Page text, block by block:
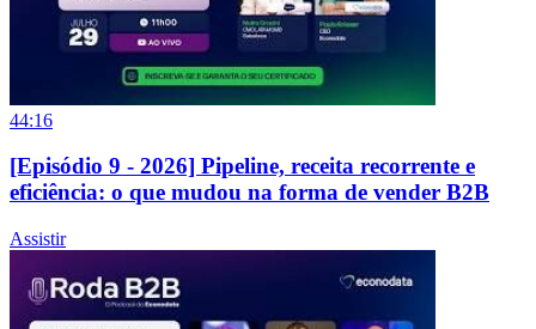
44:16
[Episódio 9 - 2026] Pipeline, receita recorrente e
eficiência: o que mudou na forma de vender B2B
Assistir